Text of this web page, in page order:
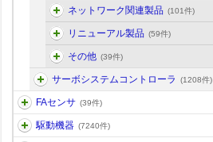
ネットワーク関連製品 (101件)
リニューアル製品 (59件)
その他 (39件)
サーボシステムコントローラ (1208件)
FAセンサ (39件)
駆動機器 (7240件)